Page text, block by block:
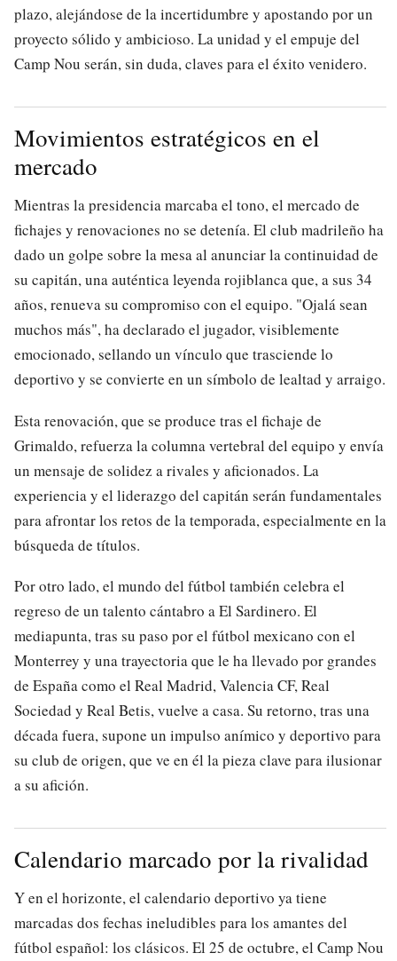
plazo, alejándose de la incertidumbre y apostando por un
proyecto sólido y ambicioso. La unidad y el empuje del
Camp Nou serán, sin duda, claves para el éxito venidero.
Movimientos estratégicos en el
mercado
Mientras la presidencia marcaba el tono, el mercado de
fichajes y renovaciones no se detenía. El club madrileño ha
dado un golpe sobre la mesa al anunciar la continuidad de
su capitán, una auténtica leyenda rojiblanca que, a sus 34
años, renueva su compromiso con el equipo. "Ojalá sean
muchos más", ha declarado el jugador, visiblemente
emocionado, sellando un vínculo que trasciende lo
deportivo y se convierte en un símbolo de lealtad y arraigo.
Esta renovación, que se produce tras el fichaje de
Grimaldo, refuerza la columna vertebral del equipo y envía
un mensaje de solidez a rivales y aficionados. La
experiencia y el liderazgo del capitán serán fundamentales
para afrontar los retos de la temporada, especialmente en la
búsqueda de títulos.
Por otro lado, el mundo del fútbol también celebra el
regreso de un talento cántabro a El Sardinero. El
mediapunta, tras su paso por el fútbol mexicano con el
Monterrey y una trayectoria que le ha llevado por grandes
de España como el Real Madrid, Valencia CF, Real
Sociedad y Real Betis, vuelve a casa. Su retorno, tras una
década fuera, supone un impulso anímico y deportivo para
su club de origen, que ve en él la pieza clave para ilusionar
a su afición.
Calendario marcado por la rivalidad
Y en el horizonte, el calendario deportivo ya tiene
marcadas dos fechas ineludibles para los amantes del
fútbol español: los clásicos. El 25 de octubre, el Camp Nou